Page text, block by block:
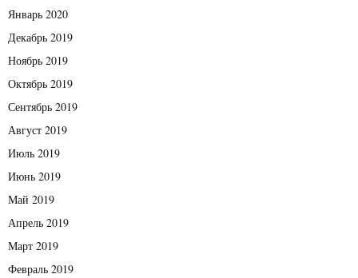
Январь 2020
Декабрь 2019
Ноябрь 2019
Октябрь 2019
Сентябрь 2019
Август 2019
Июль 2019
Июнь 2019
Май 2019
Апрель 2019
Март 2019
Февраль 2019